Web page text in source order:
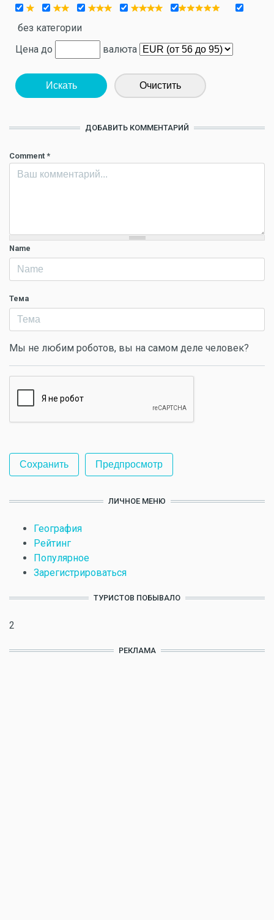
без категории
Цена до
валюта
Искать Очистить
ДОБАВИТЬ КОММЕНТАРИЙ
Comment *
Name
Тема
Мы не любим роботов, вы на самом деле человек?
ЛИЧНОЕ МЕНЮ
География
Рейтинг
Популярное
Зарегистрироваться
ТУРИСТОВ ПОБЫВАЛО
2
РЕКЛАМА